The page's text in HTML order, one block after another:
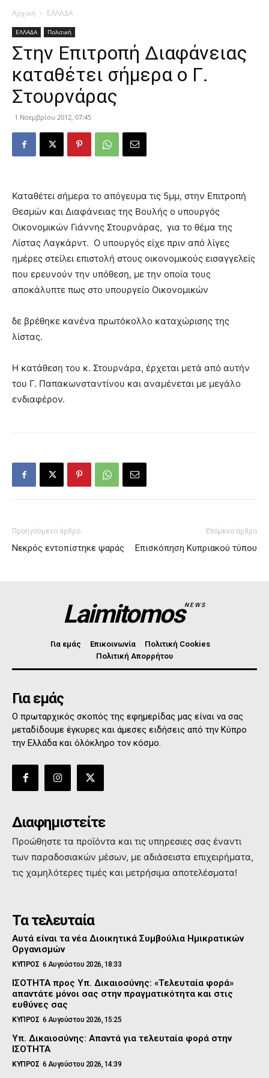
Αρχική ΕΛΛΑΔΑ
ΕΛΛΑΔΑ Πολιτική
Στην Επιτροπή Διαφάνειας
καταθέτει σήμερα ο Γ.
Στουρνάρας
1 Νοεμβρίου 2012, 07:45
Καταθέτει σήμερα το απόγευμα τις 5μμ, στην Επιτροπή
Θεσμών και Διαφάνειας της Βουλής ο υπουργός
Οικονομικών Γιάννης Στουρνάρας, για το θέμα της
Λίστας Λαγκάρντ. Ο υπουργός είχε πριν από λίγες
ημέρες στείλει επιστολή στους οικονομικούς εισαγγελείς
που ερευνούν την υπόθεση, με την οποία τους
αποκάλυπτε πως στο υπουργείο Οικονομικών
δε βρέθηκε κανένα πρωτόκολλο καταχώρισης της
λίστας.
Η κατάθεση του κ. Στουρνάρα, έρχεται μετά από αυτήν
του Γ. Παπακωνσταντίνου και αναμένεται με μεγάλο
ενδιαφέρον.
Προηγούμενο άρθρο
Νεκρός εντοπίστηκε ψαράς
Επόμενο άρθρο
Επισκόπηση Κυπριακού τύπου
LaimitomosNEWS
Για εμάς Επικοινωνία
Πολιτική Cookies
Πολιτική Απορρήτου
Για εμάς
Ο πρωταρχικός σκοπός της εφημερίδας μας είναι να σας
μεταδίδουμε έγκυρες και άμεσες ειδήσεις από την Κύπρο
την Ελλάδα και όλόκληρο τον κόσμο.
Διαφημιστείτε
Προώθηστε τα προϊόντα και τις υπηρεσιες σας έναντι
των παραδοσιακών μέσων, με αδιάσειστα επιχειρήματα,
τις χαμηλότερες τιμές και μετρήσιμα αποτελέσματα!
Τα τελευταία
Αυτά είναι τα νέα Διοικητικά Συμβούλια Ημικρατικών
Οργανισμών
ΚΥΠΡΟΣ 6 Αυγούστου 2026, 18:33
ΙΣΟΤΗΤΑ προς Υπ. Δικαιοσύνης: «Τελευταία φορά»
απαντάτε μόνοι σας στην πραγματικότητα και στις
ευθύνες σας
ΚΥΠΡΟΣ 6 Αυγούστου 2026, 15:25
Υπ. Δικαιοσύνης: Απαντά για τελευταία φορά στην
ΙΣΟΤΗΤΑ
ΚΥΠΡΟΣ 6 Αυγούστου 2026, 14:39